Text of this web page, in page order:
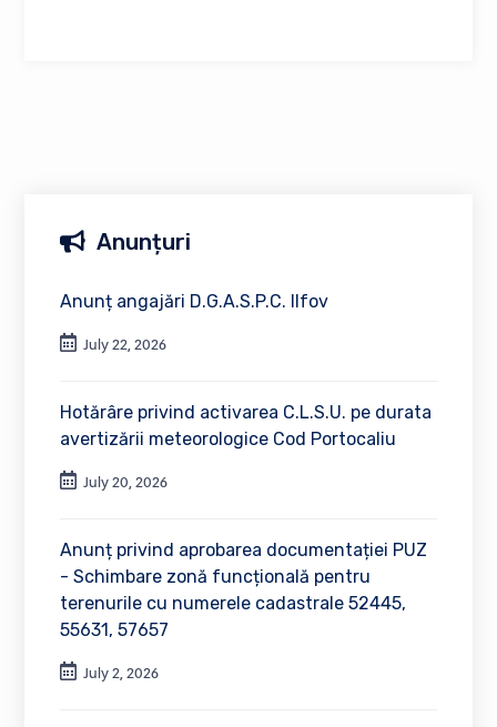
Anunțuri
Anunț angajări D.G.A.S.P.C. Ilfov
July 22, 2026
Hotărâre privind activarea C.L.S.U. pe durata
avertizării meteorologice Cod Portocaliu
July 20, 2026
Anunț privind aprobarea documentației PUZ
- Schimbare zonă funcțională pentru
terenurile cu numerele cadastrale 52445,
55631, 57657
July 2, 2026